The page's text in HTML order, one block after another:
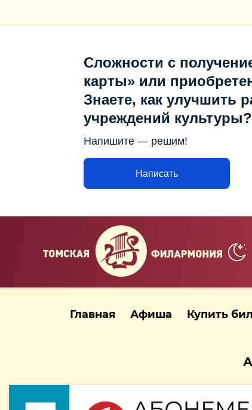
Сложности с
карты» или
Знаете, как улучшить
учреждений культуры?
Напишите — решим!
Написать
Главная Афиша Купить